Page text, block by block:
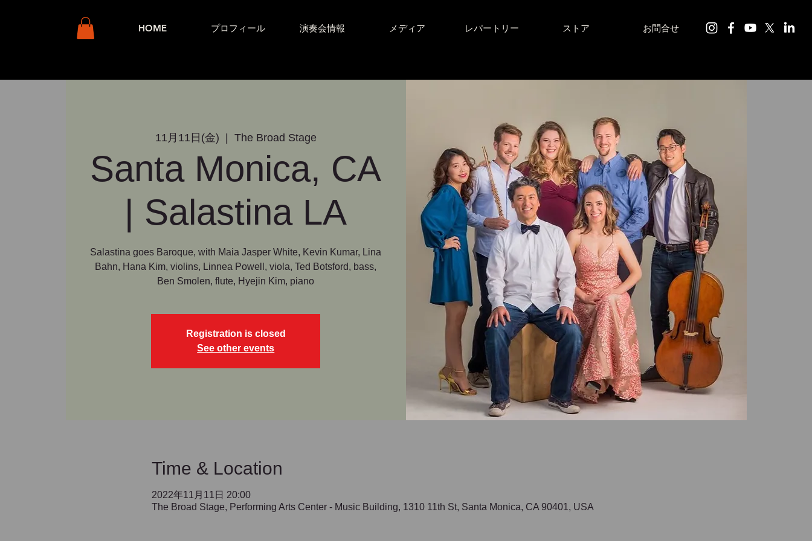
HOME プロフィール 演奏会情報 メディア レパートリー ストア お問合せ
11月11日(金) The Broad Stage
Santa Monica, CA
| Salastina LA
Salastina goes Baroque, with Maia Jasper White, Kevin Kumar, Lina
Bahn, Hana Kim, violins, Linnea Powell, viola, Ted Botsford, bass,
Ben Smolen, flute, Hyejin Kim, piano
Registration is closed
See other events
Time & Location
2022年11月11日 20:00
The Broad Stage, Performing Arts Center - Music Building, 1310 11th St, Santa Monica, CA 90401, USA